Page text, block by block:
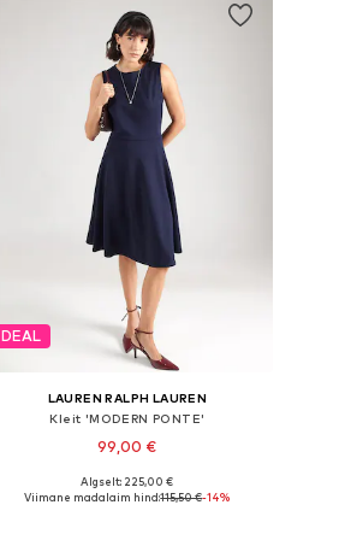
DEAL
LAUREN RALPH LAUREN
Kleit 'MODERN PONTE'
99,00 €
Algselt: 225,00 €
Viimane madalaim hind:115,50 €-14%